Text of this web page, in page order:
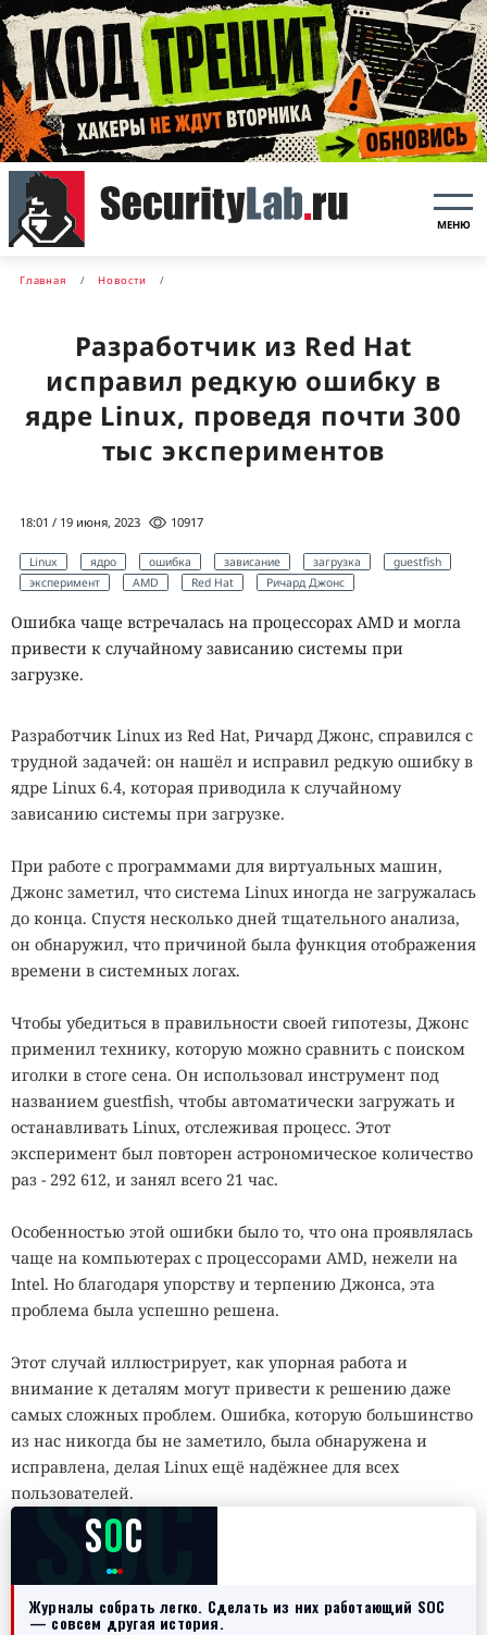
МЕНЮ
Главная Новости
Разработчик из Red Hat
исправил редкую ошибку в
ядре Linux, проведя почти 300
тыс экспериментов
18:01 / 19 июня, 2023 10917
Linux ядро ошибка зависание загрузка
guestfish
эксперимент
AMD Red Hat Ричард Джонс
Ошибка чаще встречалась на процессорах AMD и могла
привести к случайному зависанию системы при
загрузке.
Разработчик Linux из Red Hat, Ричард Джонс, справился с
трудной задачей: он нашёл и исправил редкую ошибку в
ядре Linux 6.4, которая приводила к случайному
зависанию системы при загрузке.
При работе с программами для виртуальных машин,
Джонс заметил, что система Linux иногда не загружалась
до конца. Спустя несколько дней тщательного анализа,
он обнаружил, что причиной была функция отображения
времени в системных логах.
Чтобы убедиться в правильности своей гипотезы, Джонс
применил технику, которую можно сравнить с поиском
иголки в стоге сена. Он использовал инструмент под
названием guestfish, чтобы автоматически загружать и
останавливать Linux, отслеживая процесс. Этот
эксперимент был повторен астрономическое количество
раз - 292 612, и занял всего 21 час.
Особенностью этой ошибки было то, что она проявлялась
чаще на компьютерах с процессорами AMD, нежели на
Intel. Но благодаря упорству и терпению Джонса, эта
проблема была успешно решена.
Этот случай иллюстрирует, как упорная работа и
внимание к деталям могут привести к решению даже
самых сложных проблем. Ошибка, которую большинство
из нас никогда бы не заметило, была обнаружена и
исправлена, делая Linux ещё надёжнее для всех
пользователей.
SOC
SOC
Журналы собрать легко. Сделать из них работающий SOC
— совсем другая история.